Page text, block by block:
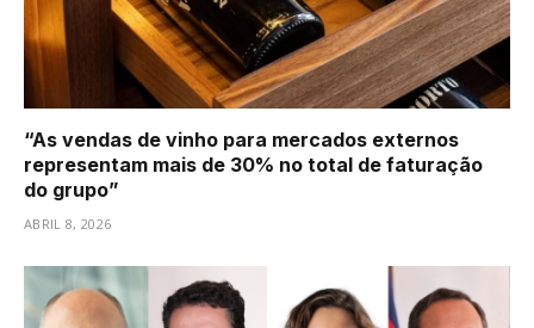
“As vendas de vinho para mercados externos
representam mais de 30% no total de faturação
do grupo”
ABRIL 8, 2026